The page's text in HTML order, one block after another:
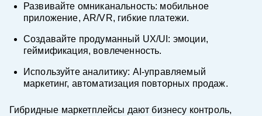
Развивайте омниканальность: мобильное
приложение, AR/VR, гибкие платежи.
Создавайте продуманный UX/UI: эмоции,
геймификация, вовлеченность.
Используйте аналитику: AI-управляемый
маркетинг, автоматизация повторных продаж.
Гибридные маркетплейсы дают бизнесу контроль,